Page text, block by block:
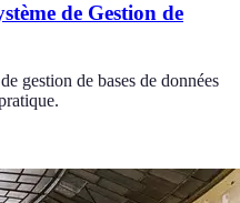
de Gestion de
gestion de bases de données